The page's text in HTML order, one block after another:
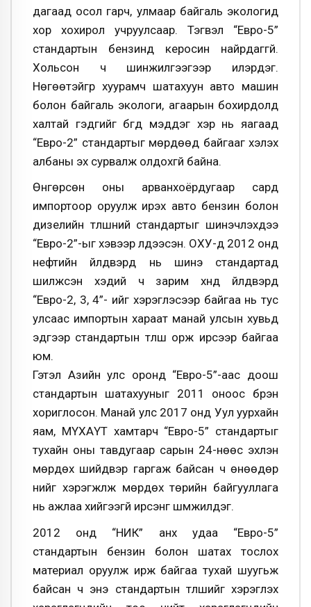
дагаад осол гарч, улмаар байгаль экологид
хор хохирол учруулсаар. Тэгвэл “Евро-5”
стандартын бензинд керосин найрдаггүй.
Хольсон ч шинжилгээгээр илэрдэг.
Нөгөөтэйгүүр хуурамч шатахуун авто машин
болон байгаль экологи, агаарын бохирдолд
халтай гэдгийг бүгд мэддэг хэр нь яагаад
“Евро-2” стандартыг мөрдөөд байгааг хэлэх
албаны эх сурвалж олдохгүй байна.
Өнгөрсөн оны арванхоёрдугаар сард
импортоор оруулж ирэх авто бензин болон
дизелийн түлшний стандартыг шинэчлэхдээ
“Евро-2”-ыг хэвээр үлдээсэн. ОХУ-д 2012 онд
нефтийн үйлдвэрүүд нь шинэ стандартад
шилжсэн хэдий ч зарим хүнд үйлдвэрүүд
“Евро-2, 3, 4”- ийг хэрэглэсээр байгаа нь тус
улсаас импортын хараат манай улсын хувьд
эдгээр стандартын түлш орж ирсээр байгаа
юм.
Гэтэл Азийн улс оронд “Евро-5”-аас доош
стандартын шатахууныг 2011 оноос бүрэн
хориглосон. Манай улс 2017 онд Уул уурхайн
яам, МҮХАҮТ хамтарч “Евро-5” стандартыг
тухайн оны тавдугаар сарын 24-нөөс эхлэн
мөрдөх шийдвэр гаргаж байсан ч өнөөдөр
үүнийг хэрэгжүүлж мөрдөх төрийн байгууллага
нь ажлаа хийгээгүй ирсэнг шүүмжилдэг.
2012 онд “НИК” анх удаа “Евро-5”
стандартын бензин болон шатах тослох
материал оруулж ирж байгаа тухай шуугьж
байсан ч энэ стандартын түлшийг хэрэглэх